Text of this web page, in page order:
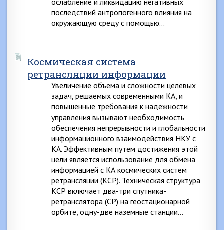
последствий антропогенного влияния на
окружающую среду с помощью…
Космическая система
ретрансляции информации
Увеличение объема и сложности целевых
задач, решаемых современными КА, и
повышенные требования к надежности
управления вызывают необходимость
обеспечения непрерывности и глобальности
информационного взаимодействия НКУ с
КА. Эффективным путем достижения этой
цели является использование для обмена
информацией с КА космических систем
ретрансляции (КСР). Техническая структура
КСР включает два-три спутника-
ретранслятора (СР) на геостационарной
орбите, одну-две наземные станции…